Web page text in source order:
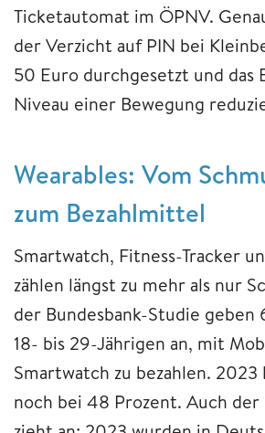
Ticketautomat im ÖPNV.
der Verzicht auf PIN bei
50 Euro durchgesetzt und das
Niveau einer Bewegung
Wearables: Vom
zum Bezahlmittel
Smartwatch, Fitness-Tracker
zählen längst zu mehr als nur
der Bundesbank-Studie
18- bis 29-Jährigen an, mit
Smartwatch zu bezahlen.
noch bei 48 Prozent. Auch